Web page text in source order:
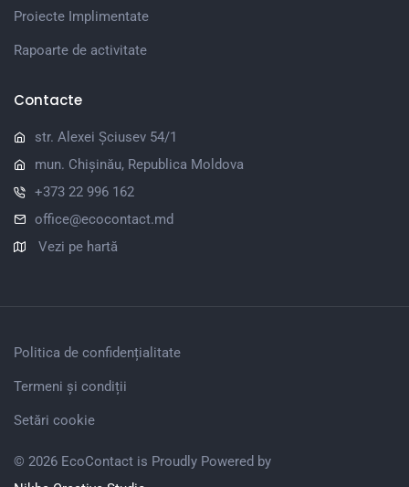
Proiecte Implimentate
Rapoarte de activitate
Contacte
str. Alexei Șciusev 54/1
mun. Chișinău, Republica Moldova
+373 22 996 162
office@ecocontact.md
Vezi pe hartă
Politica de confidențialitate
Termeni și condiții
Setări cookie
© 2026 EcoContact is Proudly Powered by